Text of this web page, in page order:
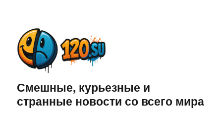
Смешные, курьезные и
странные новости со всего мира